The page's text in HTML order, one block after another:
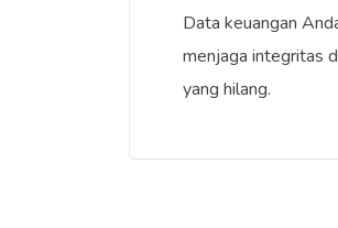
Data keuangan
menjaga integritas
yang hilang.